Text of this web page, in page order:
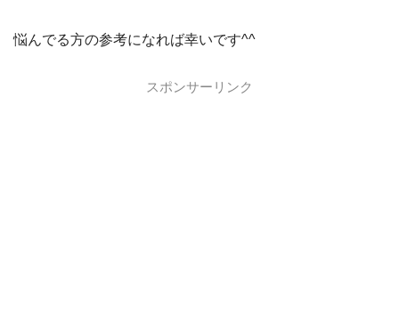
悩んでる方の参考になれば幸いです^^
スポンサーリンク